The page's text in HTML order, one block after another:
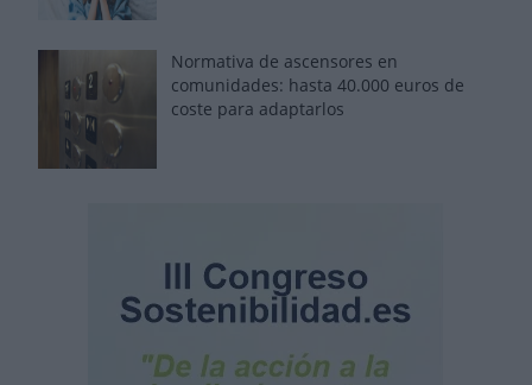
Normativa de ascensores en
comunidades: hasta 40.000 euros de
coste para adaptarlos